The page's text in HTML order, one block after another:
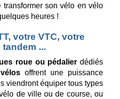
transformer son vélo en vélo
heures !
votre VTC, votre
...
roue ou pédalier dédiés
offrent une puissance
viendront équiper tous types
de ville ou de course, ou